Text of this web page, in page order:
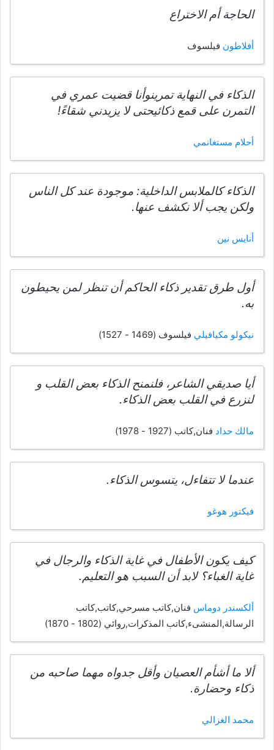
الحاجة أم الاختراع
أفلاطون فيلسوف
الذكاء في النهاية تمرينوأنا قضيت عمري في
التمرن على قمع ذكائيحتى لا يزيدني شقاءً!
أحلام مستغانمي
الذكاء كالملابس الداخلية: موجودة عند كل الناس
ولكن يجب ألا نكشف عنها.
أنايس نين
أول طرق تقدير ذكاء الحاكم أن تنظر لمن يحيطون
به.
نيكولو مكيافيلي فيلسوف (1469 - 1527)
أيا صديقي الشاعر، فلنمنح الذكاء بعض القلب و
لنزرع في القلب بعض الذكاء.
مالك حداد فنان,كاتب (1927 - 1978)
عندما لا تتفاءل، يتسوس الذكاء.
فيكتور هوغو
كيف يكون الأطفال في غاية الذكاء والرجال في
غاية الغباء؟ لابد أن السبب هو التعليم.
ألكسندر دوماس فنان,كاتب مسرحي,كاتب,كاتب
الرسالة,المنشىء,كاتب المذكرات,روائي (1802 - 1870)
ألا ما أشأم العصيان وأقل جدواه مهما صاحبه من
ذكاء وحضارة.
محمد الغزالي